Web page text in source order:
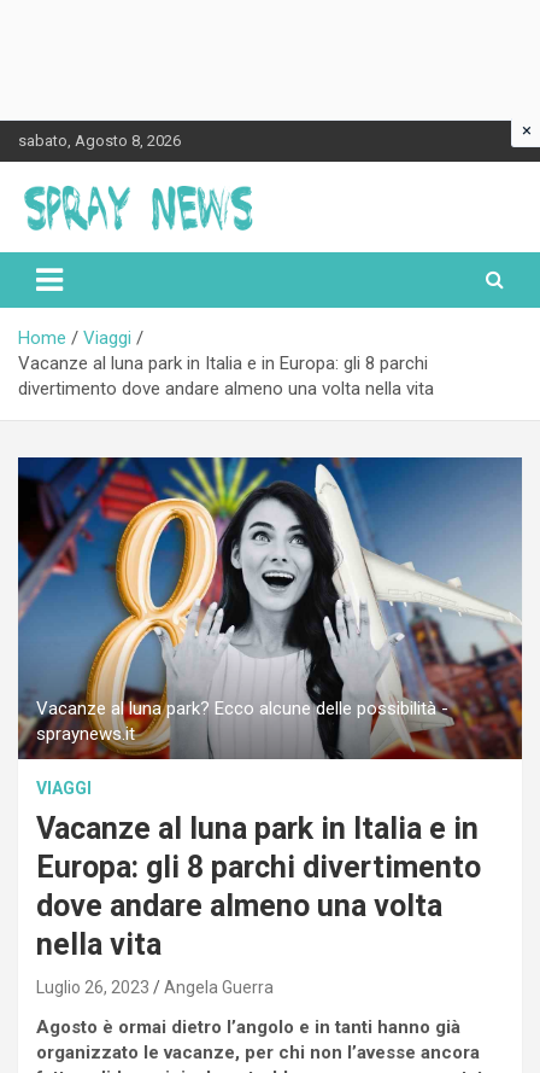
to
content
sabato, Agosto 8, 2026
Spraynews.it
Home
Viaggi
Vacanze al luna park in Italia e in Europa: gli 8 parchi
divertimento dove andare almeno una volta nella vita
Vacanze al luna park? Ecco alcune delle possibilità -
spraynews.it
VIAGGI
Vacanze al luna park in Italia e in
Europa: gli 8 parchi divertimento
dove andare almeno una volta
nella vita
Luglio 26, 2023 Angela Guerra
Agosto è ormai dietro l’angolo e in tanti hanno già
organizzato le vacanze, per chi non l’avesse ancora
×